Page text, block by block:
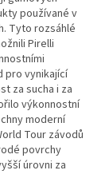
používané v
Tyto rozsáhlé
Pirelli
pro vynikající
za sucha i za
výkonnostní
moderní
Tour závodů
povrchy
úrovni za